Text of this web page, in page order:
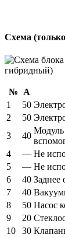
Схема
№ А
1
50
2
50
3
40
Модуль
4
— Не
5
— Не
6
40 Заднее
7
40
8
50 Насос
9
20
10
30